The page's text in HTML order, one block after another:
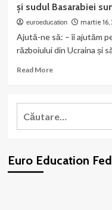
și sudul Basarabiei
euroeducation martie 16,
Ajută-ne să: – îi ajutăm
războiului din Ucraina și
Read MoreRead
EEF
alături
Ucraina!
Caută
Euro Education